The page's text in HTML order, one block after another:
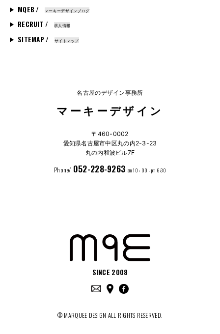
MQEB / マーキーデザインブログ
RECRUIT / 求人情報
SITEMAP / サイトマップ
名古屋のデザイン事務所
マーキーデザイン
〒460-0002
愛知県名古屋市中区丸の内2-3-23
丸の内和波ビル7F
Phone/ 052-228-9263 am 10 : 00 - pm 6:30
SINCE 2008
© MARQUEE DESIGN ALL RIGHTS RESERVED.